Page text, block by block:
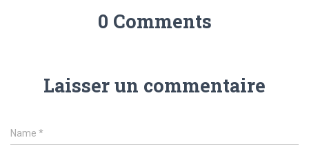
0 Comments
Laisser un commentaire
Name *